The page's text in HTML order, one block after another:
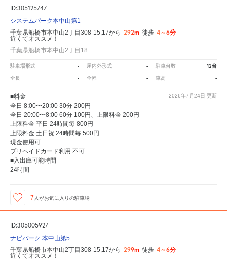
ID:305125747
システムパーク本中山第1
千葉県船橋市本中山2丁目308-15,17から 292m 徒歩 4～6分
近くてオススメ！
千葉県船橋市本中山2丁目18
駐車場形式 - 屋内外形式 - 駐車台数 12台
全長 - 全幅 - 車高 -
2026年7月24日 更新
■料金
全日 8:00〜20:00 30分 200円
全日 20:00〜8:00 60分 100円、上限料金 200円
上限料金 平日 24時間毎 800円
上限料金 土日祝 24時間毎 500円
現金使用可
プリペイドカード利用:不可
■入出庫可能時間
24時間
7 人がお気に入りの駐車場
ID:305005927
ナビパーク 本中山第5
千葉県船橋市本中山2丁目308-15,17から 299m 徒歩 4～6分
近くてオススメ！